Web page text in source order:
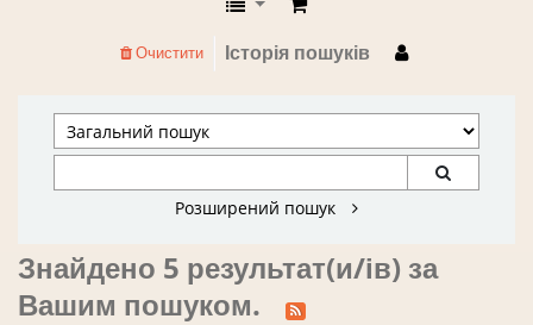
Історія пошуків
Очистити
Розширений пошук
Знайдено 5 результат(и/ів) за
Вашим пошуком.